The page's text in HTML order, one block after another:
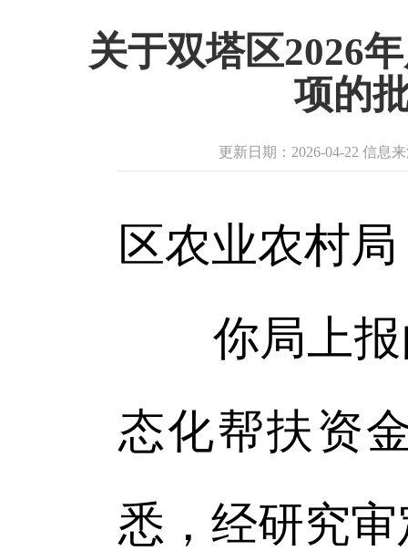
关于双塔区2026
项的
更新日期：2026-04-22 信息
区农业农村
你局上报
态化帮扶资
悉，经研究